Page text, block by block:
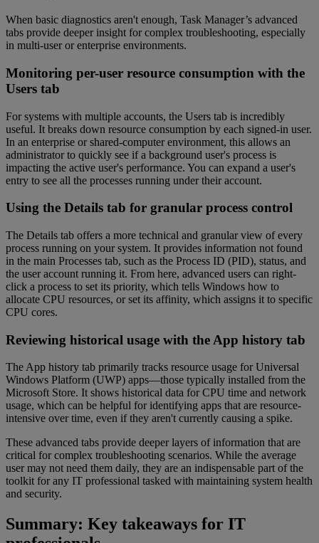
When basic diagnostics aren't enough, Task Manager’s advanced
tabs provide deeper insight for complex troubleshooting, especially
in multi-user or enterprise environments.
Monitoring per-user resource consumption with the
Users tab
For systems with multiple accounts, the Users tab is incredibly
useful. It breaks down resource consumption by each signed-in user.
In an enterprise or shared-computer environment, this allows an
administrator to quickly see if a background user's process is
impacting the active user's performance. You can expand a user's
entry to see all the processes running under their account.
Using the Details tab for granular process control
The Details tab offers a more technical and granular view of every
process running on your system. It provides information not found
in the main Processes tab, such as the Process ID (PID), status, and
the user account running it. From here, advanced users can right-
click a process to set its priority, which tells Windows how to
allocate CPU resources, or set its affinity, which assigns it to specific
CPU cores.
Reviewing historical usage with the App history tab
The App history tab primarily tracks resource usage for Universal
Windows Platform (UWP) apps—those typically installed from the
Microsoft Store. It shows historical data for CPU time and network
usage, which can be helpful for identifying apps that are resource-
intensive over time, even if they aren't currently causing a spike.
These advanced tabs provide deeper layers of information that are
critical for complex troubleshooting scenarios. While the average
user may not need them daily, they are an indispensable part of the
toolkit for any IT professional tasked with maintaining system health
and security.
Summary: Key takeaways for IT